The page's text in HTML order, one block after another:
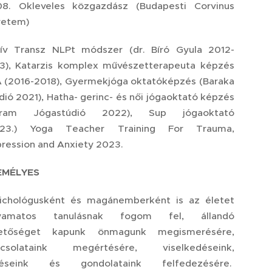
Okleveles közgazdász (Budapesti Corvinus
Transz NLPt módszer (dr. Bíró Gyula 2012-
Katarzis komplex művészetterapeuta képzés
(2016-2018), Gyermekjóga oktatóképzés (Baraka
2021), Hatha- gerinc- és női jógaoktató képzés
Jógastúdió 2022), Sup jógaoktató
Yoga Teacher Training For Trauma,
and Anxiety 2023.
és magánemberként is az életet
tanulásnak fogom fel, állandó
kapunk önmagunk megismerésére,
megértésére, viselkedéseink,
és gondolataink felfedezésére.